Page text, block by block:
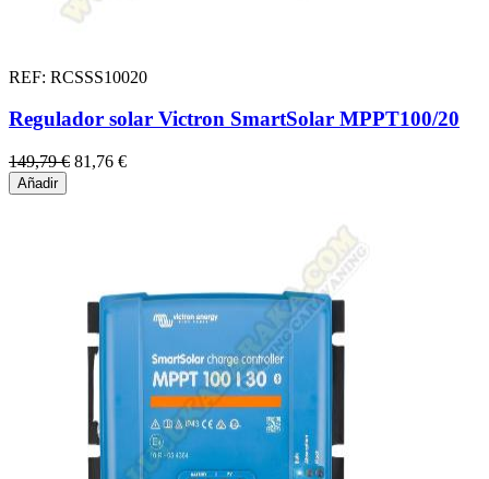
REF: RCSSS10020
Regulador solar Victron SmartSolar MPPT100/20
149,79 € 81,76 €
Añadir